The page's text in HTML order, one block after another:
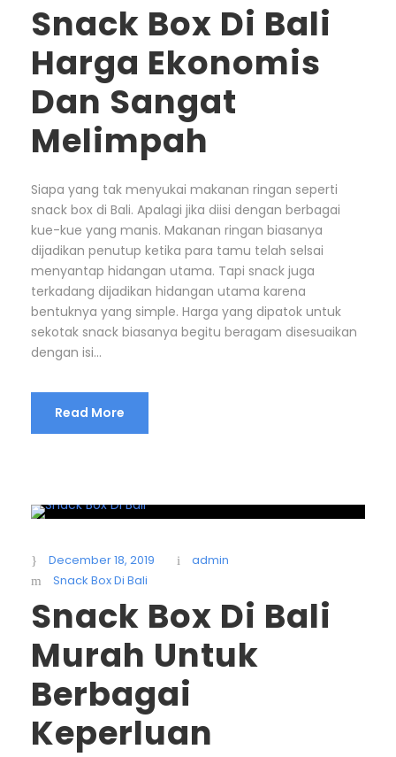
Snack Box Di Bali
Harga Ekonomis
Dan Sangat
Melimpah
Siapa yang tak menyukai makanan ringan seperti
snack box di Bali. Apalagi jika diisi dengan berbagai
kue-kue yang manis. Makanan ringan biasanya
dijadikan penutup ketika para tamu telah selsai
menyantap hidangan utama. Tapi snack juga
terkadang dijadikan hidangan utama karena
bentuknya yang simple. Harga yang dipatok untuk
sekotak snack biasanya begitu beragam disesuaikan
dengan isi...
Read More
December 18, 2019
admin
Snack Box Di Bali
Snack Box Di Bali
Murah Untuk
Berbagai
Keperluan